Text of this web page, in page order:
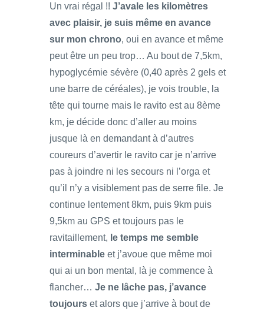
Un vrai régal !! J’avale les kilomètres
avec plaisir, je suis même en avance
sur mon chrono, oui en avance et même
peut être un peu trop… Au bout de 7,5km,
hypoglycémie sévère (0,40 après 2 gels et
une barre de céréales), je vois trouble, la
tête qui tourne mais le ravito est au 8ème
km, je décide donc d’aller au moins
jusque là en demandant à d’autres
coureurs d’avertir le ravito car je n’arrive
pas à joindre ni les secours ni l’orga et
qu’il n’y a visiblement pas de serre file. Je
continue lentement 8km, puis 9km puis
9,5km au GPS et toujours pas le
ravitaillement, le temps me semble
interminable et j’avoue que même moi
qui ai un bon mental, là je commence à
flancher… Je ne lâche pas, j’avance
toujours et alors que j’arrive à bout de